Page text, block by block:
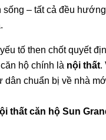
sống – tất cả đều
tố then chốt quyết
hộ chính là nội thất.
dân chuẩn bị về nhà
thất căn hộ Sun